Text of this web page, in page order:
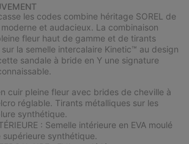
section
les codes combine héritage SOREL de
et audacieux. La combinaison
fleur haut de gamme et de tirants
la semelle intercalaire Kinetic™ au design
sandale à bride en Y une signature
cuir pleine fleur avec brides de cheville à
réglable. Tirants métalliques sur les
synthétique.
: Semelle intérieure en EVA moulé
synthétique.